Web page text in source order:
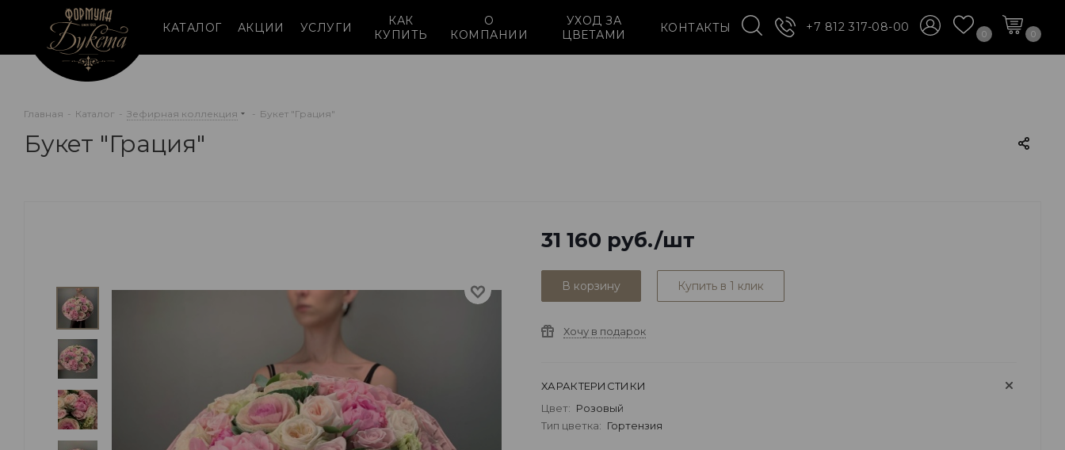
КАТАЛОГ АКЦИИ УСЛУГИ
КАК
КУПИТЬ
О
КОМПАНИИ
УХОД ЗА
ЦВЕТАМИ
КОНТАКТЫ +7 812 317-08-00 0 0
Главная - Каталог - Зефирная коллекция - Букет "Грация"
Букет "Грация"
31 160 руб./шт
В корзину Купить в 1 клик
Хочу в подарок
ХАРАКТЕРИСТИКИ
Цвет: Розовый
Тип цветка: Гортензия